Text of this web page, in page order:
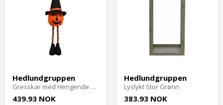
Hedlundgruppen
Gresskar med Hengende Ben
439.93 NOK
Hedlundgruppen
Lyslykt Stor Grønn
383.93 NOK